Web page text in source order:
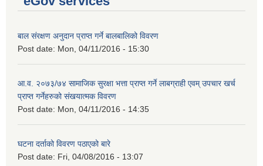
बाल संरक्षण अनुदान प्राप्त गर्ने बालबालिको विवरण
Post date: Mon, 04/11/2016 - 15:30
आ.व. २०७३/७४ सामाजिक सुरक्षा भत्ता प्राप्त गर्ने लाबग्राही एवम् उपचार खर्च
प्राप्त गर्नेहरुको संखयात्मक विवरण
Post date: Mon, 04/11/2016 - 14:35
घटना दर्ताको विवरण पठाएको बारे
Post date: Fri, 04/08/2016 - 13:07